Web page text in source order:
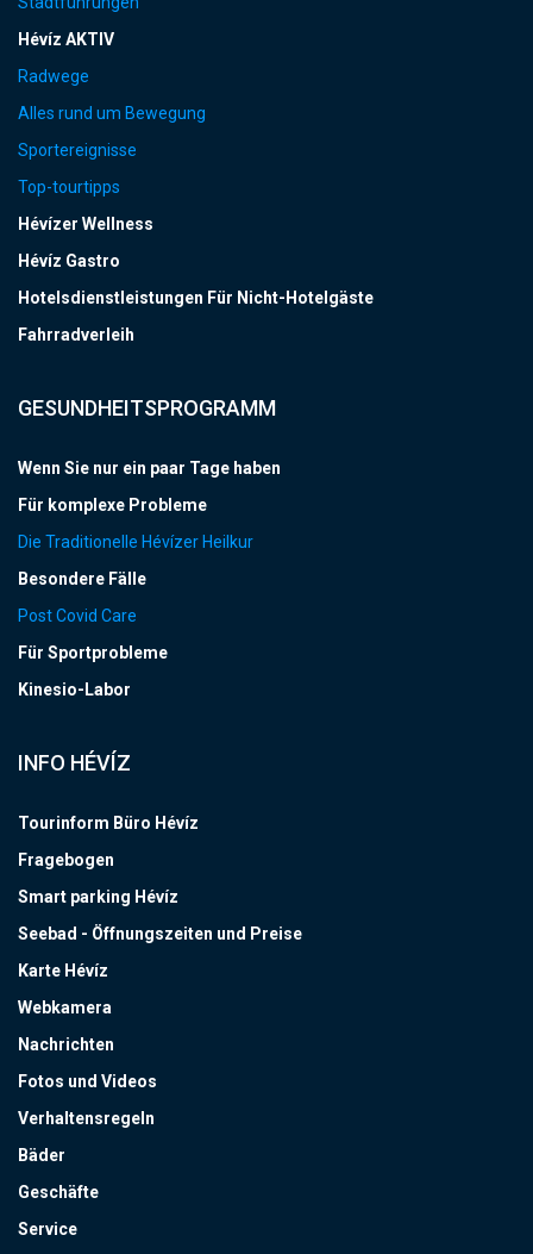
Hévíz AKTIV
Radwege
Alles rund um Bewegung
Sportereignisse
Top-tourtipps
Hévízer Wellness
Hévíz Gastro
Hotelsdienstleistungen Für Nicht-Hotelgäste
Fahrradverleih
GESUNDHEITSPROGRAMM
Wenn Sie nur ein paar Tage haben
Für komplexe Probleme
Die Traditionelle Hévízer Heilkur
Besondere Fälle
Post Covid Care
Für Sportprobleme
Kinesio-Labor
INFO HÉVÍZ
Tourinform Büro Hévíz
Fragebogen
Smart parking Hévíz
Seebad - Öffnungszeiten und Preise
Karte Hévíz
Webkamera
Nachrichten
Fotos und Videos
Verhaltensregeln
Bäder
Geschäfte
Service